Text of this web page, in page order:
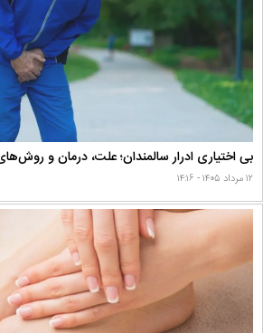
بی اختیاری ادرار سالمندان؛ علت، درمان و
۱۲ مرداد ۱۴۰۵ - ۱۴:۱۶